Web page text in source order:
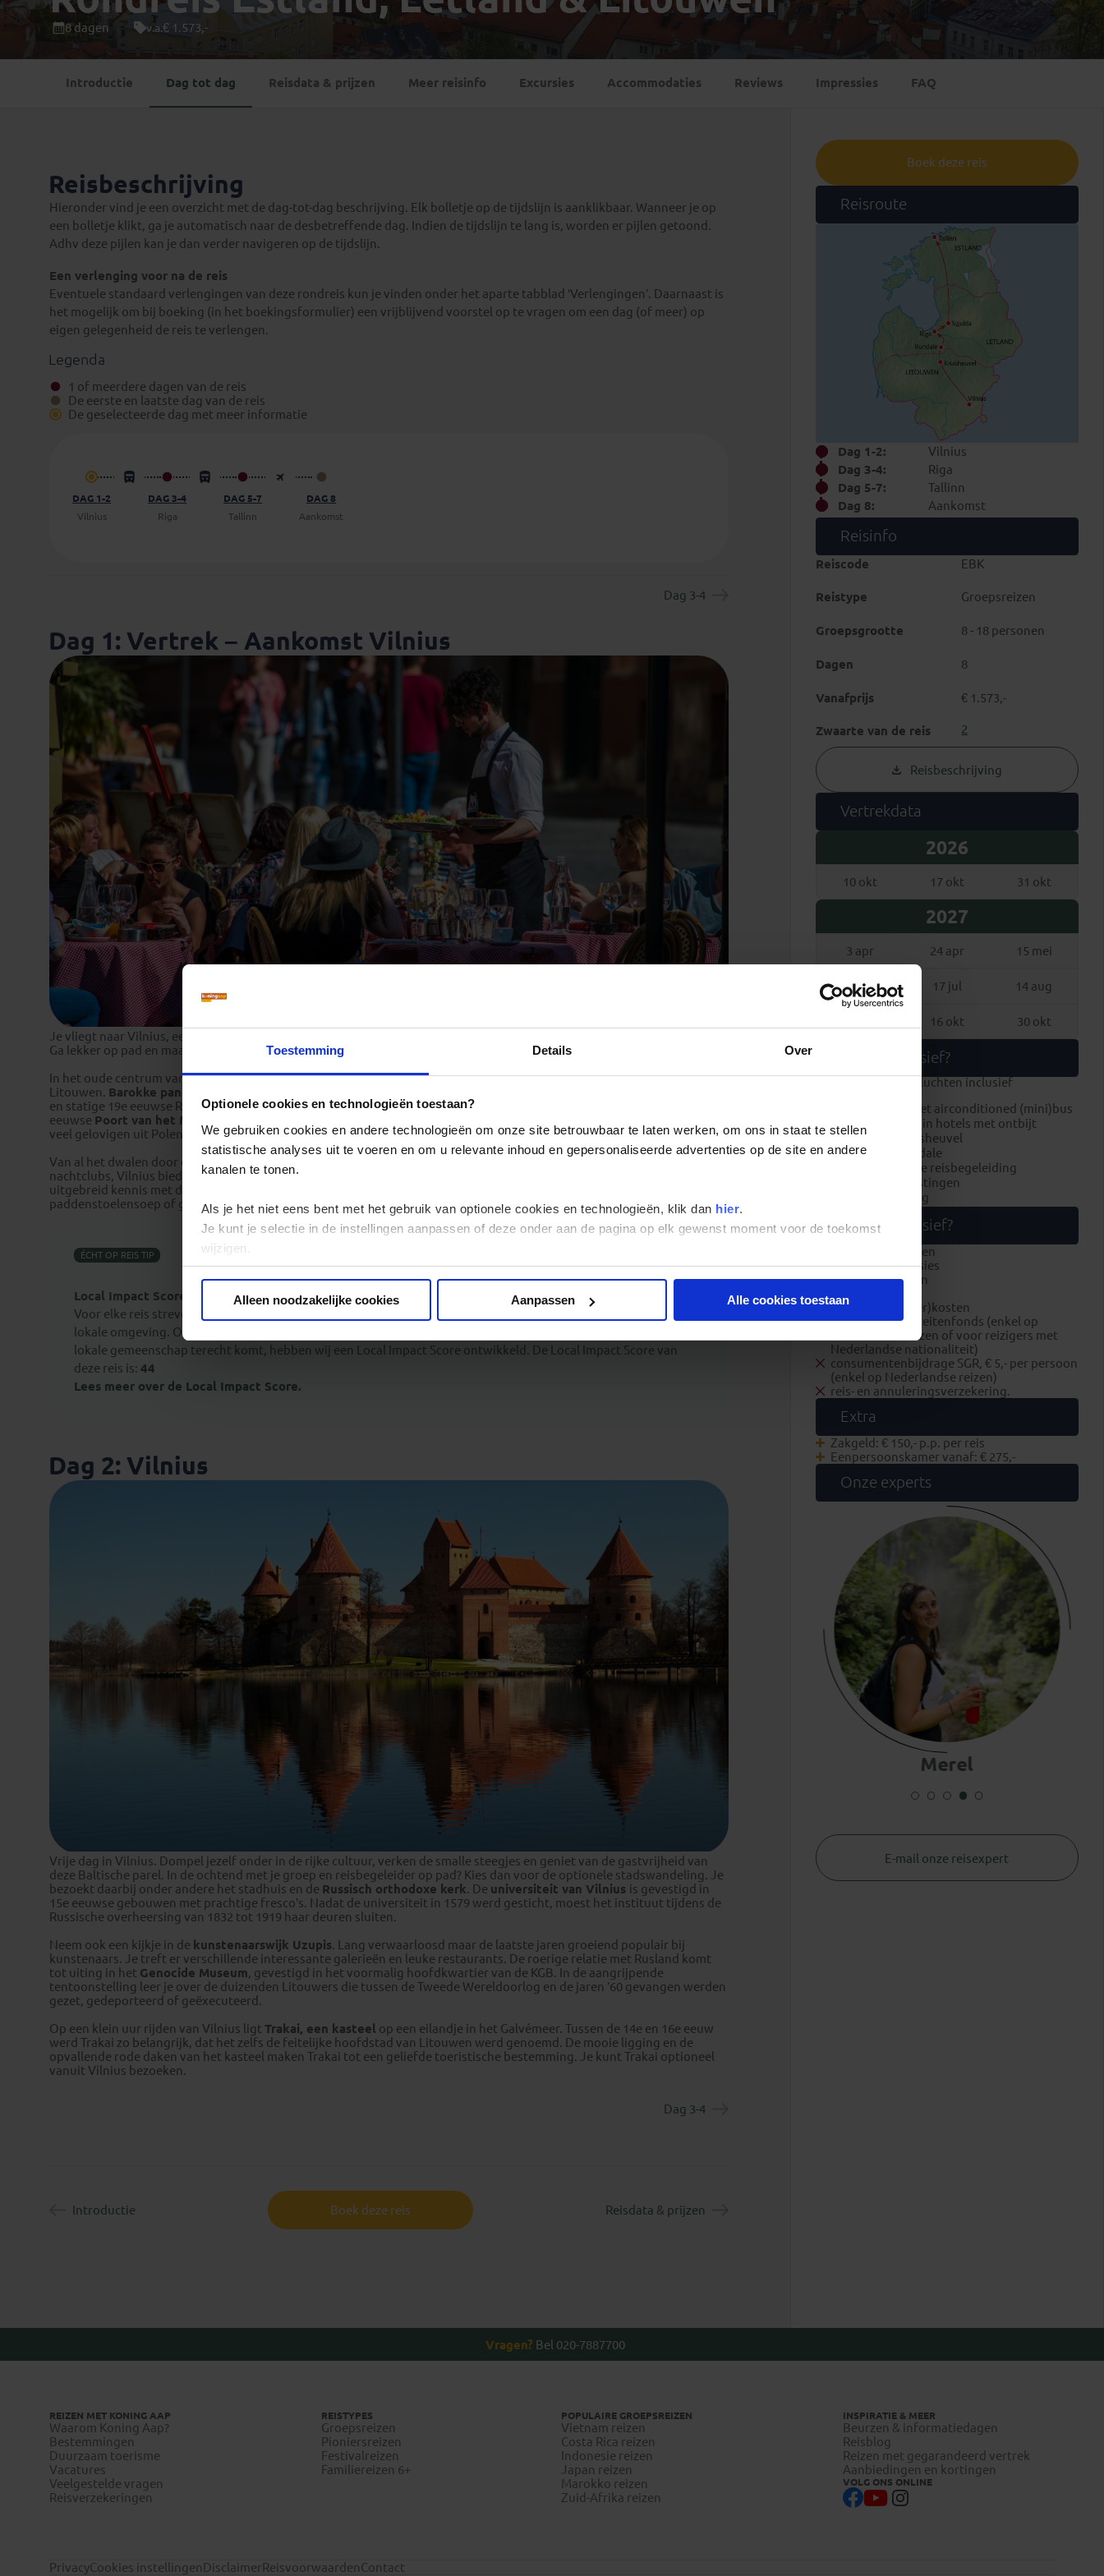
Toestemming Details Over
Optionele cookies en technologieën toestaan?
We gebruiken cookies en andere technologieën om onze site betrouwbaar te laten werken, om ons in staat te stellen
statistische analyses uit te voeren en om u relevante inhoud en gepersonaliseerde advertenties op de site en andere
kanalen te tonen.
Als je het niet eens bent met het gebruik van optionele cookies en technologieën, klik dan hier.
Je kunt je selectie in de instellingen aanpassen of deze onder aan de pagina op elk gewenst moment voor de toekomst
wijzigen.
Alleen noodzakelijke cookies
Aanpassen Alle cookies toestaan
Mongolië
(1)
Singapore(1)
Thailand(8)
(3)
Tanzania
Mexico(4)
Suriname(1)
Georgië
(4)
Kroatië
(2)
8 dagen v.a.€ 1.573,-
Introductie Dag tot dag Reisdata & prijzen Meer reisinfo Excursies Accommodaties Reviews Impressies FAQ
Reisbeschrijving
Hieronder vind je een overzicht met de dag-tot-dag beschrijving. Elk bolletje op de tijdslijn is aanklikbaar. Wanneer je op
een bolletje klikt, ga je automatisch naar de desbetreffende dag. Indien de tijdslijn te lang is, worden er pijlen getoond.
Adhv deze pijlen kan je dan verder navigeren op de tijdslijn.
Een verlenging voor na de reis
Eventuele standaard verlengingen van deze rondreis kun je vinden onder het aparte tabblad ‘Verlengingen’. Daarnaast is
het mogelijk om bij boeking (in het boekingsformulier) een vrijblijvend voorstel op te vragen om een dag (of meer) op
eigen gelegenheid de reis te verlengen.
Legenda
1 of meerdere dagen van de reis
De eerste en laatste dag van de reis
De geselecteerde dag met meer informatie
DAG 1-2
Vilnius
DAG 3-4
Riga
DAG 5-7
Tallinn
DAG 8
Aankomst
Dag 3-4
Dag 1: Vertrek – Aankomst Vilnius
Je vliegt naar Vilnius, een van de grootste steden van de Baltische Staten. Na aankomst heb je een transfer naar je hotel.
Ga lekker op pad en maak je eerste wandeling door de boeiende
hoofdstad van Litouwen.
In het oude centrum van Vilnius,UNESCO Werelderfgoed, staan veel monumenten uit hetroerige verledenvan
Litouwen. Barokke panden
en statige 19e eeuwse Russische gebouwen. Van de oude stadsmuren die Vilnius ooit beschermden, staat alleen de 16e
eeuwse Poort van het Morgenrood
veel gelovigen uit Polen en Litouwen op af komen.
Van al het dwalen door de straatjes van Vilnius krijg je zeker trek. Van
nachtclubs, Vilnius biedt entertainment voor elke smaak. Gelukkig is er ook aan gezellige restaurants geen tekort. Maak
uitgebreid kennis met de lokale specialiteiten.
paddenstoelensoep of gefrituurde brood met room en kaas. Waar heb je zin in?
ÉCHT OP REIS TIP
Local Impact Score
Voor elke reis streven we naar een minimale impact op het klimaat en een maximale positieve impact op de
lokale omgeving. Om inzichtelijk te maken welk deel van onze uitgaven en de uitgaven van onze reizigers bij de
lokale gemeenschap terecht komt, hebben wij een Local Impact Score ontwikkeld. De Local Impact Score van
deze reis is: 44
Lees meer over de Local Impact Score.
Dag 2: Vilnius
Vrije dag in Vilnius. Dompel jezelf onder in de rijke cultuur, verken de smalle steegjes en geniet van de gastvrijheid van
deze Baltische parel. In de ochtend met je groep en reisbegeleider op pad? Kies dan voor de optionele stadswandeling. Je
bezoekt daarbij onder andere het stadhuis en de Russisch orthodoxe kerk. De universiteit van Vilnius is gevestigd in
15e eeuwse gebouwen met prachtige fresco’s. Nadat de universiteit in 1579 werd gesticht, moest het instituut tijdens de
Russische overheersing van 1832 tot 1919 haar deuren sluiten.
Neem ook een kijkje in de kunstenaarswijk Uzupis. Lang verwaarloosd maar de laatste jaren groeiend populair bij
kunstenaars. Je treft er verschillende interessante galerieën en leuke restaurants. De roerige relatie met Rusland komt
tot uiting in het Genocide Museum, gevestigd in het voormalig hoofdkwartier van de KGB. In de aangrijpende
tentoonstelling leer je over de duizenden Litouwers die tussen de Tweede Wereldoorlog en de jaren ’60 gevangen werden
gezet, gedeporteerd of geëxecuteerd.
Op een klein uur rijden van Vilnius ligt Trakai, een kasteel op een eilandje in het Galvémeer. Tussen de 14e en 16e eeuw
werd Trakai zo belangrijk, dat het zelfs de feitelijke hoofdstad van Litouwen werd genoemd. De mooie ligging en de
opvallende rode daken van het kasteel maken Trakai tot een geliefde toeristische bestemming. Je kunt Trakai optioneel
vanuit Vilnius bezoeken.
Dag 3-4
Introductie Boek deze reis Reisdata & prijzen
Boek deze reis
Reisroute
Dag 1-2:
Vilnius
Dag 3-4:
Riga
Dag 5-7:
Tallinn
Dag 8:
Aankomst
Reisinfo
Reiscode EBK
Reistype Groepsreizen
Groepsgrootte 8 - 18 personen
Dagen 8
Vanafprijs € 1.573,-
Zwaarte van de reis 2
Reisbeschrijving
Vertrekdata
2026
10 okt 17 okt 31 okt
2027
3 apr 24 apr 15 mei
18 jun 17 jul 14 aug
16 okt 30 okt
Wat is inclusief?
internationale vluchten inclusief
alle transport met airconditioned (mini)bus
overnachtingen in hotels met ontbijt
bezoek aan Kruisheuvel
bezoek aan Rundale
Nederlandstalige reisbegeleiding
luchthavenbelastingen
brandstofheffing
Wat is exclusief?
overige maaltijden
optionele excursies
alle entreegelden
boekings(dossier)kosten
bijdrage Calamiteitenfonds (enkel op
Nederlandse reizen of voor reizigers met
Nederlandse nationaliteit)
consumentenbijdrage SGR, € 5,- per persoon
(enkel op Nederlandse reizen)
reis- en annuleringsverzekering.
Extra
Zakgeld: € 150,- p.p. per reis
Eenpersoonskamer vanaf: € 275,-
Onze experts
Anton Merel
E-mail onze reisexpert
Vragen? Bel 020-7887700
REIZEN MET KONING AAP
Waarom Koning Aap?
Bestemmingen
Duurzaam toerisme
Vacatures
Veelgestelde vragen
Reisverzekeringen
REISTYPES
Groepsreizen
Pioniersreizen
Festivalreizen
Familiereizen 6+
POPULAIRE GROEPSREIZEN
Vietnam reizen
Costa Rica reizen
Indonesie reizen
Japan reizen
Marokko reizen
Zuid-Afrika reizen
INSPIRATIE & MEER
Beurzen & informatiedagen
Reisblog
Reizen met gegarandeerd vertrek
Aanbiedingen en kortingen
VOLG ONS ONLINE
PrivacyCookies instellingen DisclaimerReisvoorwaardenContact